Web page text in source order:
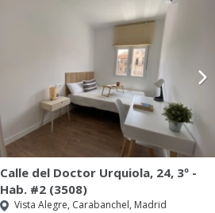
Calle del Doctor Urquiola, 24, 3º -
Hab. #2 (3508)
Vista Alegre, Carabanchel, Madrid